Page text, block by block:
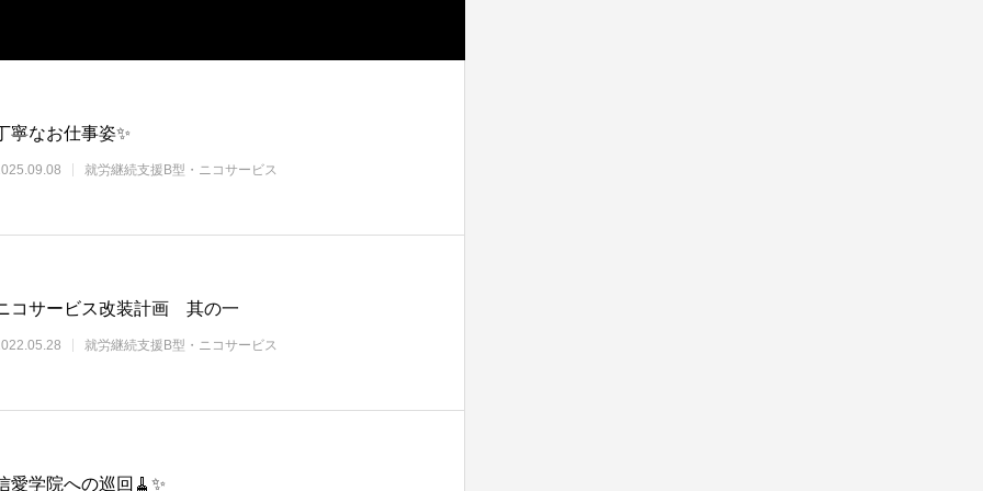
寧なお仕事姿✨
就労継続支援B型・ニコサービス
コサービス改装計画 其の一
就労継続支援B型・ニコサービス
愛学院への巡回🧹✨